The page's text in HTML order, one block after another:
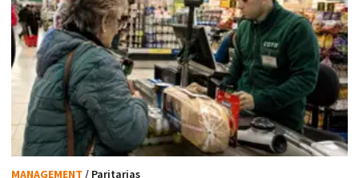
MANAGEMENT / Paritarias